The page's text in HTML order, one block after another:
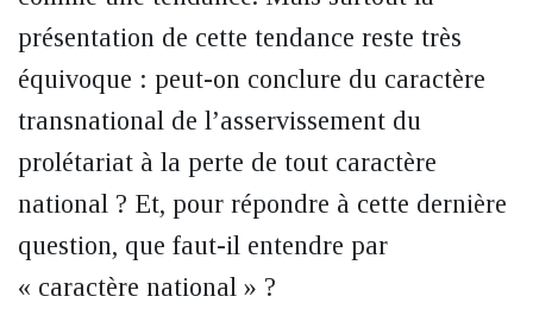
présentation de cette tendance reste très
équivoque : peut-on conclure du caractère
transnational de l’asservissement du
prolétariat à la perte de tout caractère
national ? Et, pour répondre à cette dernière
question, que faut-il entendre par
« caractère national » ?